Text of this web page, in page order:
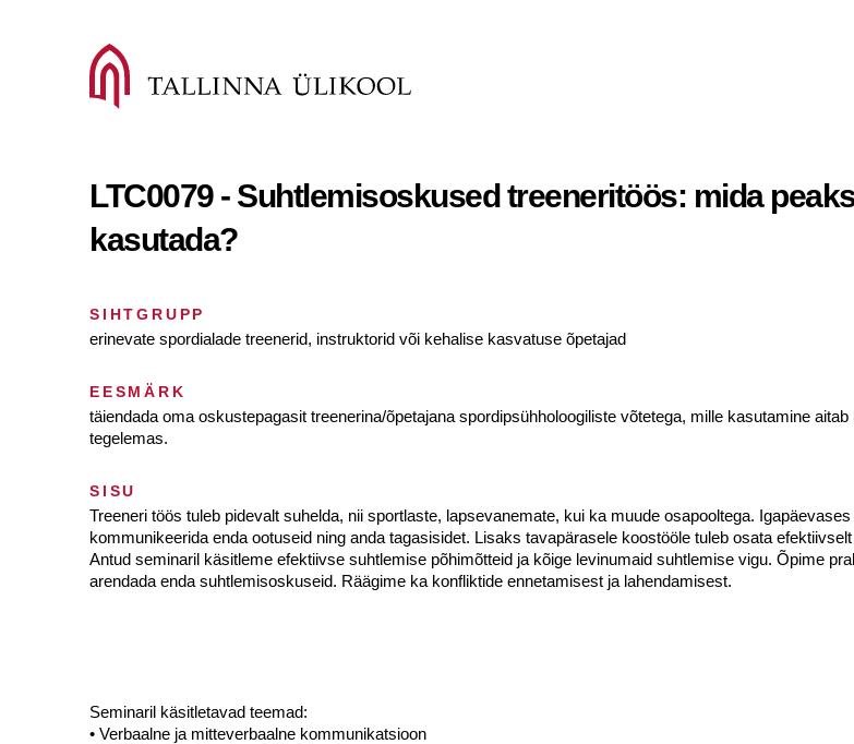
LTC0079 - Suhtlemisoskused treeneritöös: mida
kasutada?
SIHTGRUPP
erinevate spordialade treenerid, instruktorid või kehalise kasvatuse õpetajad
EESMÄRK
täiendada oma oskustepagasit treenerina/õpetajana spordipsühholoogiliste võtetega, mille kasutamine
tegelemas.
SISU
Treeneri töös tuleb pidevalt suhelda, nii sportlaste, lapsevanemate, kui ka muude osapooltega.
kommunikeerida enda ootuseid ning anda tagasisidet. Lisaks tavapärasele koostööle tuleb osata
Antud seminaril käsitleme efektiivse suhtlemise põhimõtteid ja kõige levinumaid suhtlemise vigu. Õpime
arendada enda suhtlemisoskuseid. Räägime ka konfliktide ennetamisest ja lahendamisest.
Seminaril käsitletavad teemad:
• Verbaalne ja mitteverbaalne kommunikatsioon